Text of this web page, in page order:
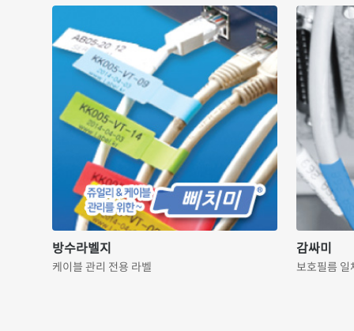
방수라벨지
케이블 관리 전용 라벨
감싸미
보호필름 일